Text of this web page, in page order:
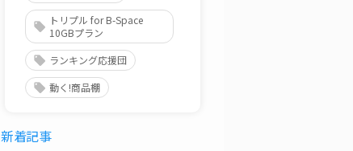
トリプル for B-Space
10GBプラン
ランキング応援団
動く!商品棚
新着記事